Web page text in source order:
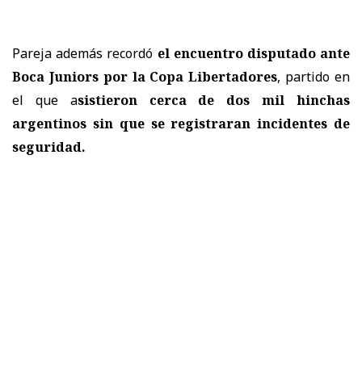
Pareja además recordó el encuentro disputado ante
Boca Juniorspor la Copa Libertadores, partido en
el que asistieron cerca de dos mil hinchas
argentinos sin que se registraran incidentes de
seguridad.